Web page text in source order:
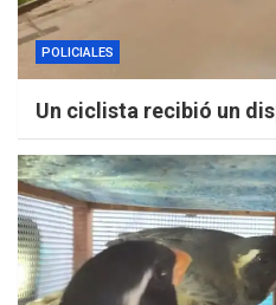
POLICIALES
Un ciclista recibió un